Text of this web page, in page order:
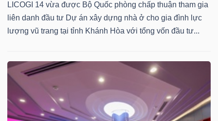
LICOGI 14 vừa được Bộ Quốc phòng chấp thuận tham gia
liên danh đầu tư Dự án xây dựng nhà ở cho gia đình lực
lượng vũ trang tại tỉnh Khánh Hòa với tổng vốn đầu tư...
chứng
khoán
Tất cả Cổ phiếu Chỉ số Chứng chỉ quỹ Chứng